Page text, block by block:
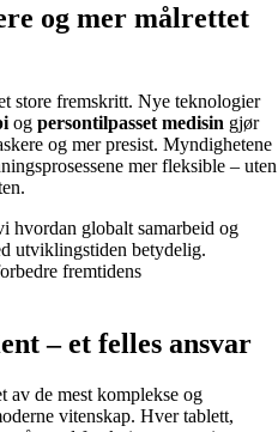
og mer målrettet
store fremskritt. Nye teknologier
og persontilpasset medisin gjør
og mer presist. Myndighetene
mer fleksible – uten
hvordan globalt samarbeid og
utviklingstiden betydelig.
fremtidens
– et felles ansvar
av de mest komplekse og
vitenskap. Hver tablett,